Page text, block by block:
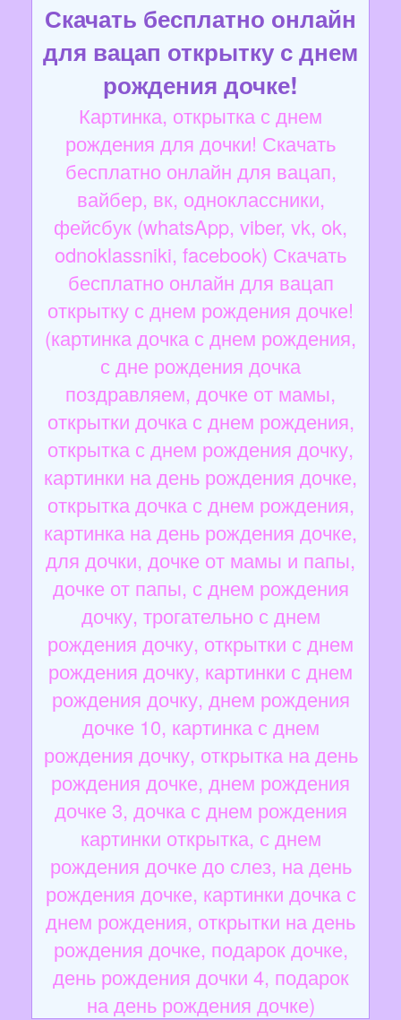
Скачать бесплатно онлайн
для вацап открытку с днем
рождения дочке!
Картинка, открытка с днем
рождения для дочки! Скачать
бесплатно онлайн для вацап,
вайбер, вк, одноклассники,
фейсбук (whatsApp, viber, vk, ok,
odnoklassniki, facebook) Скачать
бесплатно онлайн для вацап
открытку с днем рождения дочке!
(картинка дочка с днем рождения,
с дне рождения дочка
поздравляем, дочке от мамы,
открытки дочка с днем рождения,
открытка с днем рождения дочку,
картинки на день рождения дочке,
открытка дочка с днем рождения,
картинка на день рождения дочке,
для дочки, дочке от мамы и папы,
дочке от папы, с днем рождения
дочку, трогательно с днем
рождения дочку, открытки с днем
рождения дочку, картинки с днем
рождения дочку, днем рождения
дочке 10, картинка с днем
рождения дочку, открытка на день
рождения дочке, днем рождения
дочке 3, дочка с днем рождения
картинки открытка, с днем
рождения дочке до слез, на день
рождения дочке, картинки дочка с
днем рождения, открытки на день
рождения дочке, подарок дочке,
день рождения дочки 4, подарок
на день рождения дочке)